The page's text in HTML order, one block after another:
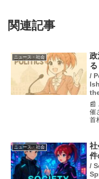
関連記事
ニュース・社会
政
る
/
📰
催
首
は
た
ニュース・社会
社
件
/